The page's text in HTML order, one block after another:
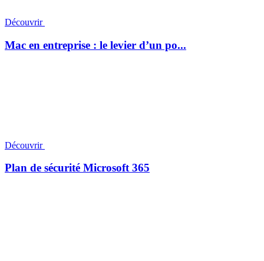
Découvrir
Mac en entreprise : le levier d’un po...
Découvrir
Plan de sécurité Microsoft 365